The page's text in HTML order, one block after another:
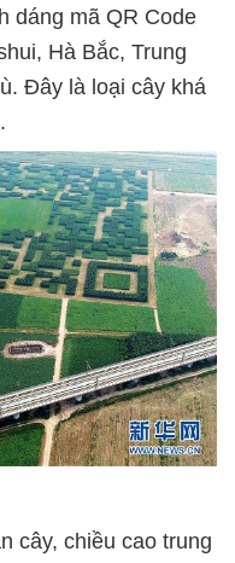
dáng mã QR Code
Hà Bắc, Trung
Đây là loại cây khá
cây, chiều cao trung